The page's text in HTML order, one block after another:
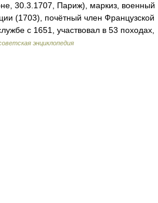
30.3.1707, Париж), маркиз, военный
(1703), почётный член Французской
с 1651, участвовал в 53 походах,
энциклопедия